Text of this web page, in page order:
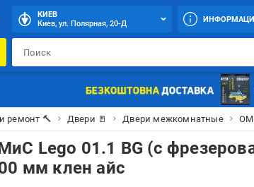
КИЕВ
Киев, ул. Полярная, 20-Д
ремонт 🔨 Двери 🚪 Двери межкомнатные
Lego 01.1 BG (с
мм клен айс